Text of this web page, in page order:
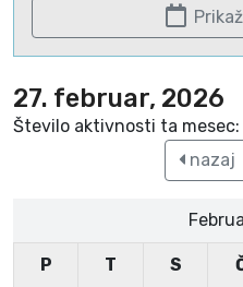
27. februar, 2026
Število aktivnosti ta mesec:
nazaj
P T S